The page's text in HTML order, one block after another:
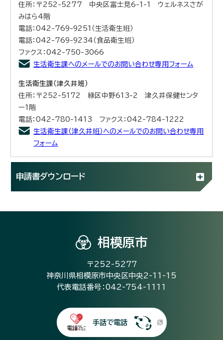
住所：〒252-5277 中央区富士見6-1-1 ウェルネスさが
みはら4階
電話：042-769-9251（生活衛生班）
電話：042-769-9234（食品衛生班）
ファクス：042-750-3066
生活衛生課へのメールでのお問い合わせ専用フォーム
生活衛生課（津久井班）
住所：〒252-5172 緑区中野613-2 津久井保健センタ
ー1階
電話：042-780-1413 ファクス：042-784-1222
生活衛生課（津久井班）へのメールでのお問い合わせ専用
フォーム
申請書ダウンロード
相模原市
〒252-5277
神奈川県相模原市中央区中央2-11-15
代表電話番号：042-754-1111
手話で電話